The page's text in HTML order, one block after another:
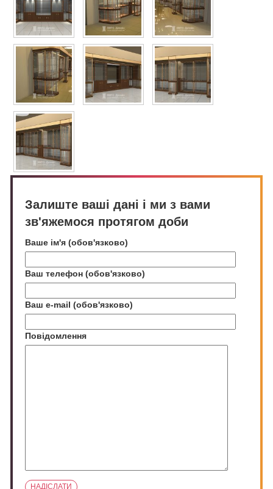
Залиште ваші дані і ми з вами
зв'яжемося протягом доби
Ваше ім'я (обов'язково)
Ваш телефон (обов'язково)
Ваш e-mail (обов'язково)
Повідомлення